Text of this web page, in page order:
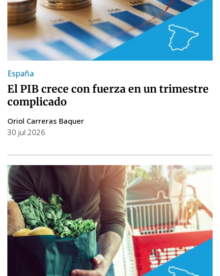
España
El PIB crece con fuerza en un trimestre
complicado
Oriol Carreras Baquer
30 jul 2026